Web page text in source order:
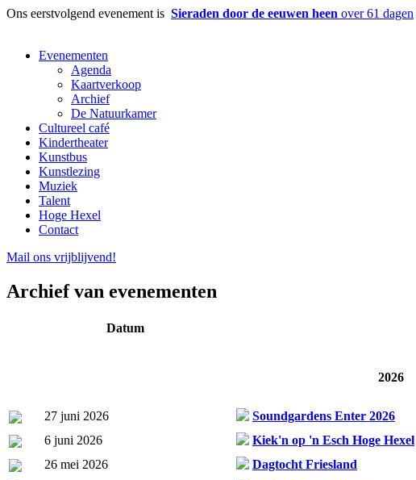
Ons eerstvolgend evenement is Sieraden door de eeuwen heen over 61 dagen
Evenementen
Agenda
Kaartverkoop
Archief
De Natuurkamer
Cultureel café
Kindertheater
Kunstbus
Kunstlezing
Muziek
Talent
Hoge Hexel
Contact
Mail ons vrijblijvend!
Archief van evenementen
Datum
2026
27 juni 2026
Soundgardens Enter 2026
6 juni 2026
Kiek'n op 'n Esch Hoge Hexel
26 mei 2026
Dagtocht Friesland